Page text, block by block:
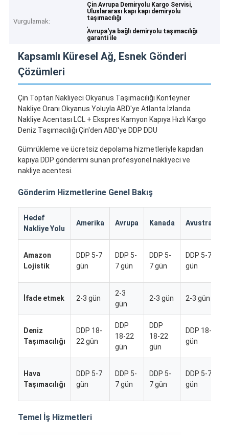
Vurgulamak:
Çin Avrupa Demiryolu Kargo Servisi,
Uluslararası kapı kapı demiryolu
taşımacılığı
,
Avrupa'ya bağlı demiryolu taşımacılığı
garanti ile
Kapsamlı Küresel Ağ, Esnek Gönderi
Çözümleri
Çin Toptan Nakliyeci Okyanus Taşımacılığı Konteyner
Nakliye Oranı Okyanus Yoluyla ABD'ye Atlanta İzlanda
Nakliye Acentası LCL + Ekspres Kamyon Kapıya Hızlı Kargo
Deniz Taşımacılığı Çin'den ABD'ye DDP DDU
Gümrükleme ve ücretsiz depolama hizmetleriyle kapıdan
kapıya DDP gönderimi sunan profesyonel nakliyeci ve
nakliye acentesi.
Gönderim Hizmetlerine Genel Bakış
Hedef
Nakliye Yolu
Amerika Avrupa Kanada Avustralya
Amazon
Lojistik
DDP 5-7
gün
DDP 5-
7 gün
DDP 5-
7 gün
DDP 5-7
gün
İfade etmek 2-3 gün
2-3
gün
2-3 gün 2-3 gün
Deniz
Taşımacılığı
DDP 18-
22 gün
DDP
18-22
gün
DDP
18-22
gün
DDP 18-22
gün
Hava
Taşımacılığı
DDP 5-7
gün
DDP 5-
7 gün
DDP 5-
7 gün
DDP 5-7
gün
Temel İş Hizmetleri